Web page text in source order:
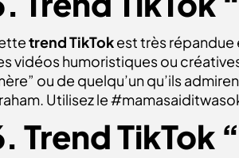
trend TikTokest très répandue
vidéos humoristiques ou
ou de quelqu’un qu’ils
Utilisez le
Trend TikTok